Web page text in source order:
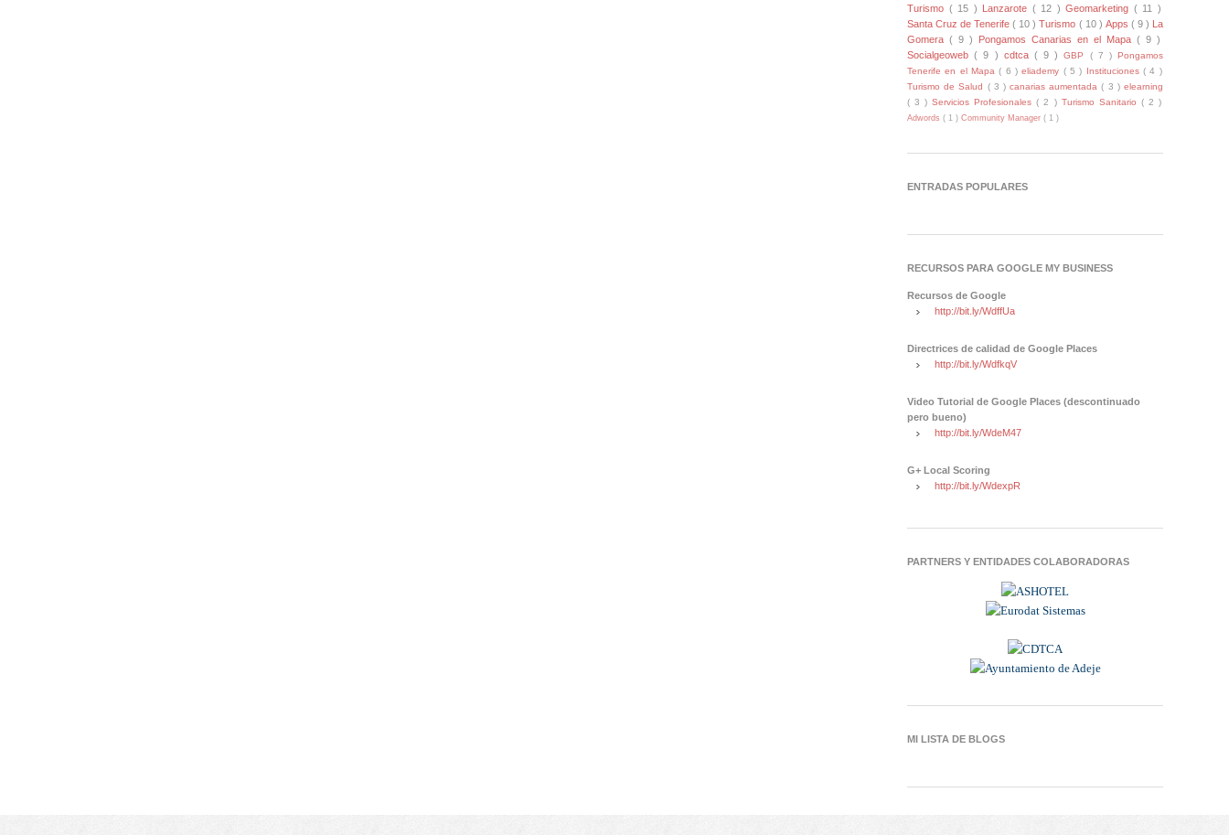
Turismo ( 15 ) Lanzarote ( 12 ) Geomarketing ( 11 )
Santa Cruz de Tenerife( 10 )Turismo ( 10 ) Apps ( 9 ) La
Gomera ( 9 ) Pongamos Canarias en el Mapa ( 9 )
Socialgeoweb( 9 ) cdtca ( 9 )GBP ( 7 )Pongamos
Tenerife en el Mapa( 6 )eliademy ( 5 ) Instituciones( 4 )
Turismo de Salud ( 3 )canarias aumentada( 3 )elearning
( 3 )Servicios Profesionales( 2 ) Turismo Sanitario ( 2 )
Adwords ( 1 ) Community Manager ( 1 )
ENTRADAS POPULARES
RECURSOS PARA GOOGLE MY BUSINESS
Recursos de Google
http://bit.ly/WdffUa
Directrices de calidad de Google Places
http://bit.ly/WdfkqV
Video Tutorial de Google Places (descontinuado
pero bueno)
http://bit.ly/WdeM47
G+ Local Scoring
http://bit.ly/WdexpR
PARTNERS Y ENTIDADES COLABORADORAS
MI LISTA DE BLOGS